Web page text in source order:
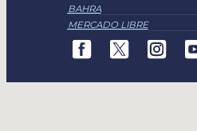
BAHRA
MERCADO LIBRE